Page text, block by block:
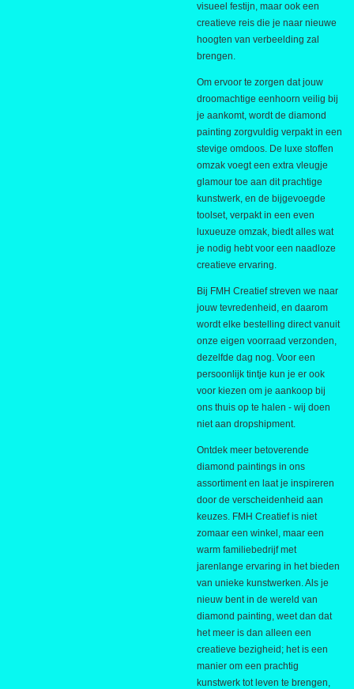
visueel festijn, maar ook een
creatieve reis die je naar nieuwe
hoogten van verbeelding zal
brengen.
Om ervoor te zorgen dat jouw
droomachtige eenhoorn veilig bij
je aankomt, wordt de diamond
painting zorgvuldig verpakt in een
stevige omdoos. De luxe stoffen
omzak voegt een extra vleugje
glamour toe aan dit prachtige
kunstwerk, en de bijgevoegde
toolset, verpakt in een even
luxueuze omzak, biedt alles wat
je nodig hebt voor een naadloze
creatieve ervaring.
Bij FMH Creatief streven we naar
jouw tevredenheid, en daarom
wordt elke bestelling direct vanuit
onze eigen voorraad verzonden,
dezelfde dag nog. Voor een
persoonlijk tintje kun je er ook
voor kiezen om je aankoop bij
ons thuis op te halen - wij doen
niet aan dropshipment.
Ontdek meer betoverende
diamond paintings in ons
assortiment en laat je inspireren
door de verscheidenheid aan
keuzes. FMH Creatief is niet
zomaar een winkel, maar een
warm familiebedrijf met
jarenlange ervaring in het bieden
van unieke kunstwerken. Als je
nieuw bent in de wereld van
diamond painting, weet dan dat
het meer is dan alleen een
creatieve bezigheid; het is een
manier om een prachtig
kunstwerk tot leven te brengen,